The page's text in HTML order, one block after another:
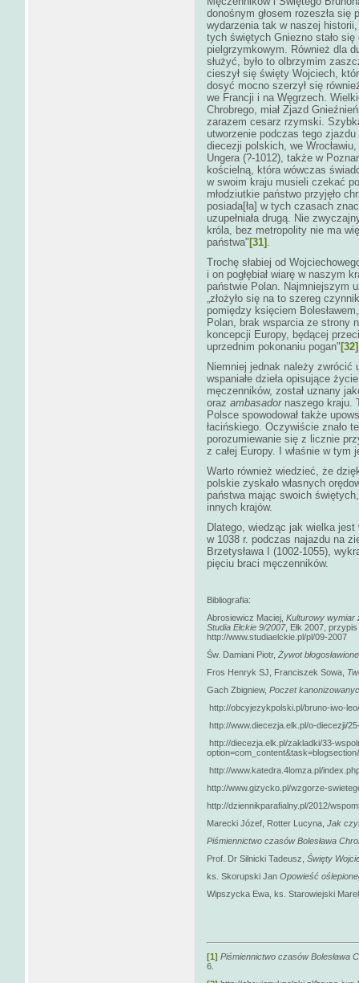
donośnym głosem rozeszła się
wydarzenia tak w naszej
tych świętych Gniezno stało
pielgrzymkowym. Również dla
służyć, było to olbrzymim
cieszył się święty Wojciech,
dosyć mocno szerzył się
we Francji i na Węgrzech.
Chrobrego, miał Zjazd
zarazem cesarz rzymski.
utworzenie podczas tego
diecezji polskich, we
Ungera (?-1012), także w
kościelną, która wówczas
w swoim kraju musieli czekać
młodziutkie państwo przyjęło
posiada[ła] w tych czasach
uzupełniała drugą. Nie
króla, bez metropolity nie ma
państwa" [31] .
Trochę słabiej od
i on pogłębiał wiarę w naszym
państwie Polan. Najmniejszym
„złożyło się na to szereg
pomiędzy księciem
Polan, brak wsparcia ze strony
koncepcji Europy, będącej
uprzednim pokonaniu pogan" [32]
Niemniej jednak należy zwrócić
wspaniałe dzieła opisujące
męczenników, został uznany
oraz ambasador naszego kraju.
Polsce spowodował także
łacińskiego. Oczywiście znało
porozumiewanie się z licznie
z całej Europy. I właśnie w tym
Warto również wiedzieć, że
polskie zyskało własnych
państwa mając swoich
innych krajów.
Dlatego, wiedząc jak wielka
w 1038 r. podczas najazdu na
Brzetysława I (1002-1055),
pięciu braci męczenników.
Bibliografia:
Abrosiewicz Maciej, Kulturowy wymiar
Studia Ełckie 9/2007, Ełk 2007,
http://www.studiaelckie.pl/pl/09-2007
Św. Damiani Piotr, Żywot
Fros Henryk SJ, Franciszek Sowa,
Gach Zbigniew, Poczet
http://obcyjezykpolski.pl/bruno-iwo-leo/
http://www.diecezja.elk.pl/o-diecezji/
http://diecezja.elk.pl/zakladki/33-
http://www.katedra.4lomza.pl/
http://www.gizycko.pl/wzgorze-
http://dziennikparafialny.pl/2012/
Marecki Józef, Rotter Lucyna, Jak
Piśmiennictwo czasów Bolesława
Prof. Dr Silnicki Tadeusz, Święty
ks. Skorupski Jan Opowieść
Wipszycka Ewa, ks. Starowiejski
[1] Piśmiennictwo czasów Bolesława
6.